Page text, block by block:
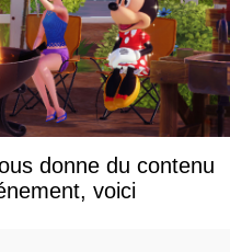
donne du contenu
voici